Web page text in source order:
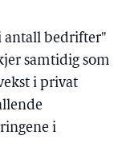
antall bedrifter"
samtidig som
i privat
i